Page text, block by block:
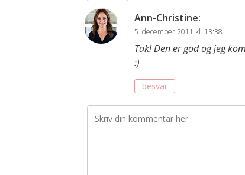
Ann-Christine:
5. december 2011 kl. 13:38
Tak! Den er god og jeg
:)
besvar